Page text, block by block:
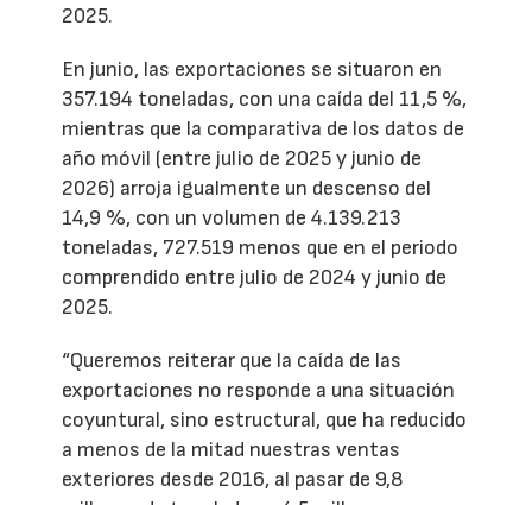
2025.
En junio, las exportaciones se situaron en
357.194 toneladas, con una caída del 11,5 %,
mientras que la comparativa de los datos de
año móvil (entre julio de 2025 y junio de
2026) arroja igualmente un descenso del
14,9 %, con un volumen de 4.139.213
toneladas, 727.519 menos que en el periodo
comprendido entre julio de 2024 y junio de
2025.
“Queremos reiterar que la caída de las
exportaciones no responde a una situación
coyuntural, sino estructural, que ha reducido
a menos de la mitad nuestras ventas
exteriores desde 2016, al pasar de 9,8